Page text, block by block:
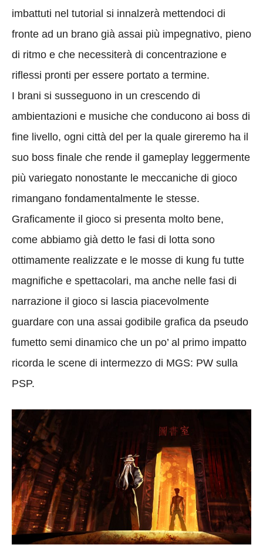
imbattuti nel tutorial si innalzerà mettendoci di
fronte ad un brano già assai più impegnativo, pieno
di ritmo e che necessiterà di concentrazione e
riflessi pronti per essere portato a termine.
I brani si susseguono in un crescendo di
ambientazioni e musiche che conducono ai boss di
fine livello, ogni città del per la quale gireremo ha il
suo boss finale che rende il gameplay leggermente
più variegato nonostante le meccaniche di gioco
rimangano fondamentalmente le stesse.
Graficamente il gioco si presenta molto bene,
come abbiamo già detto le fasi di lotta sono
ottimamente realizzate e le mosse di kung fu tutte
magnifiche e spettacolari, ma anche nelle fasi di
narrazione il gioco si lascia piacevolmente
guardare con una assai godibile grafica da pseudo
fumetto semi dinamico che un po’ al primo impatto
ricorda le scene di intermezzo di MGS: PW sulla
PSP.